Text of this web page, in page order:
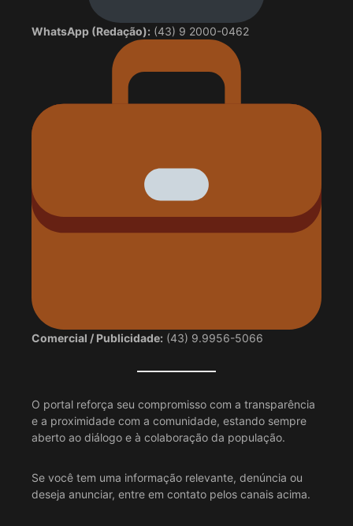
WhatsApp (Redação): (43) 9 2000-0462
Comercial / Publicidade: (43) 9.9956-5066
O portal reforça seu compromisso com a transparência
e a proximidade com a comunidade, estando sempre
aberto ao diálogo e à colaboração da população.
Se você tem uma informação relevante, denúncia ou
deseja anunciar, entre em contato pelos canais acima.